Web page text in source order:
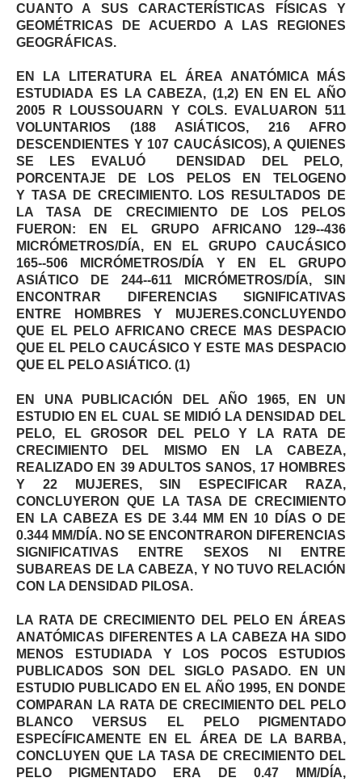
CUANTO A SUS CARACTERÍSTICAS FÍSICAS Y
GEOMÉTRICAS DE ACUERDO A LAS REGIONES
GEOGRÁFICAS.
EN LA LITERATURA EL ÁREA ANATÓMICA MÁS
ESTUDIADA ES LA CABEZA, (1,2) EN EN EL AÑO
2005 R LOUSSOUARN Y COLS. EVALUARON 511
VOLUNTARIOS (188 ASIÁTICOS, 216 AFRO
DESCENDIENTES Y 107 CAUCÁSICOS), A QUIENES
SE LES EVALUÓ DENSIDAD DEL PELO,
PORCENTAJE DE LOS PELOS EN TELOGENO
Y TASA DE CRECIMIENTO. LOS RESULTADOS DE
LA TASA DE CRECIMIENTO DE LOS PELOS
FUERON: EN EL GRUPO AFRICANO 129-­‐436
MICRÓMETROS/DÍA, EN EL GRUPO CAUCÁSICO
165-­‐506 MICRÓMETROS/DÍA Y EN EL GRUPO
ASIÁTICO DE 244-­‐611 MICRÓMETROS/DÍA, SIN
ENCONTRAR DIFERENCIAS SIGNIFICATIVAS
ENTRE HOMBRES Y MUJERES.CONCLUYENDO
QUE EL PELO AFRICANO CRECE MAS DESPACIO
QUE EL PELO CAUCÁSICO Y ESTE MAS DESPACIO
QUE EL PELO ASIÁTICO. (1)
EN UNA PUBLICACIÓN DEL AÑO 1965, EN UN
ESTUDIO EN EL CUAL SE MIDIÓ LA DENSIDAD DEL
PELO, EL GROSOR DEL PELO Y LA RATA DE
CRECIMIENTO DEL MISMO EN LA CABEZA,
REALIZADO EN 39 ADULTOS SANOS, 17 HOMBRES
Y 22 MUJERES, SIN ESPECIFICAR RAZA,
CONCLUYERON QUE LA TASA DE CRECIMIENTO
EN LA CABEZA ES DE 3.44 MM EN 10 DÍAS O DE
0.344 MM/DÍA. NO SE ENCONTRARON DIFERENCIAS
SIGNIFICATIVAS ENTRE SEXOS NI ENTRE
SUBAREAS DE LA CABEZA, Y NO TUVO RELACIÓN
CON LA DENSIDAD PILOSA.
LA RATA DE CRECIMIENTO DEL PELO EN ÁREAS
ANATÓMICAS DIFERENTES A LA CABEZA HA SIDO
MENOS ESTUDIADA Y LOS POCOS ESTUDIOS
PUBLICADOS SON DEL SIGLO PASADO. EN UN
ESTUDIO PUBLICADO EN EL AÑO 1995, EN DONDE
COMPARAN LA RATA DE CRECIMIENTO DEL PELO
BLANCO VERSUS EL PELO PIGMENTADO
ESPECÍFICAMENTE EN EL ÁREA DE LA BARBA,
CONCLUYEN QUE LA TASA DE CRECIMIENTO DEL
PELO PIGMENTADO ERA DE 0.47 MM/DÍA,